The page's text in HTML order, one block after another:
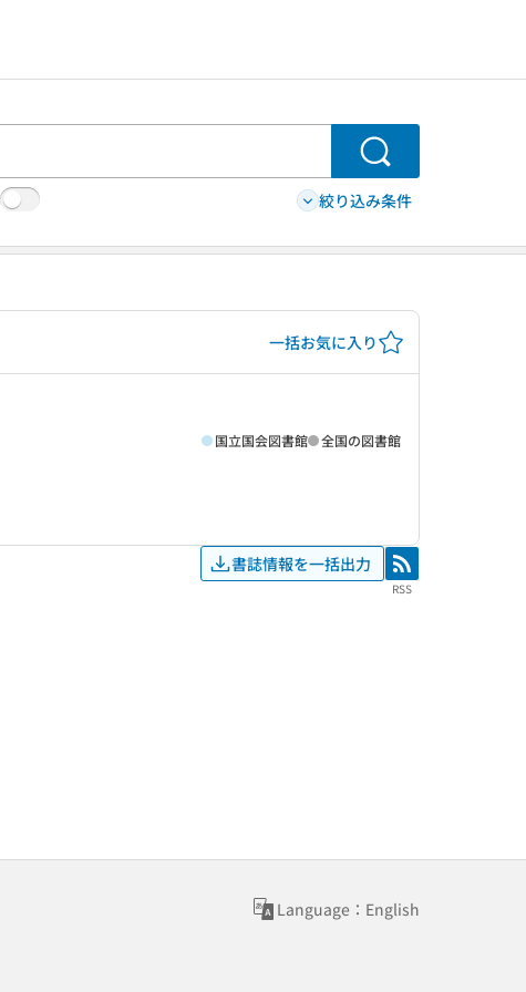
検索
絞り込み条件
一括お気に入り
国立国会図書館 全国の図書館
書誌情報を一括出力 RSS
RSS
Language：English